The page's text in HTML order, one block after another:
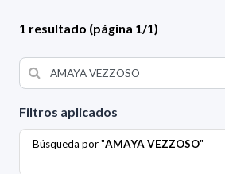
Filtros aplicados
Búsqueda por "AMAYA VEZZOSO"
1 resultado (página 1/1)